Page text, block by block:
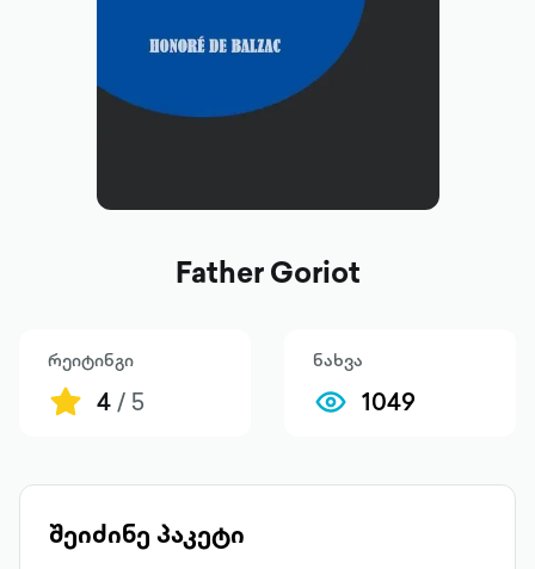
Father Goriot
რეიტინგი
4/ 5
ნახვა
1049
შეიძინე პაკეტი